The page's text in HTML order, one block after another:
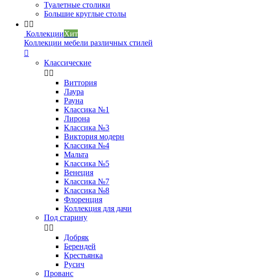
Туалетные столики
Большие круглые столы
 
КоллекцииХит
Коллекции мебели различных стилей

Классические
 
Виттория
Лаура
Рауна
Классика №1
Лирона
Классика №3
Виктория модерн
Классика №4
Мальта
Классика №5
Венеция
Классика №7
Классика №8
Флоренция
Коллекция для дачи
Под старину
 
Добряк
Берендей
Крестьянка
Русич
Прованс